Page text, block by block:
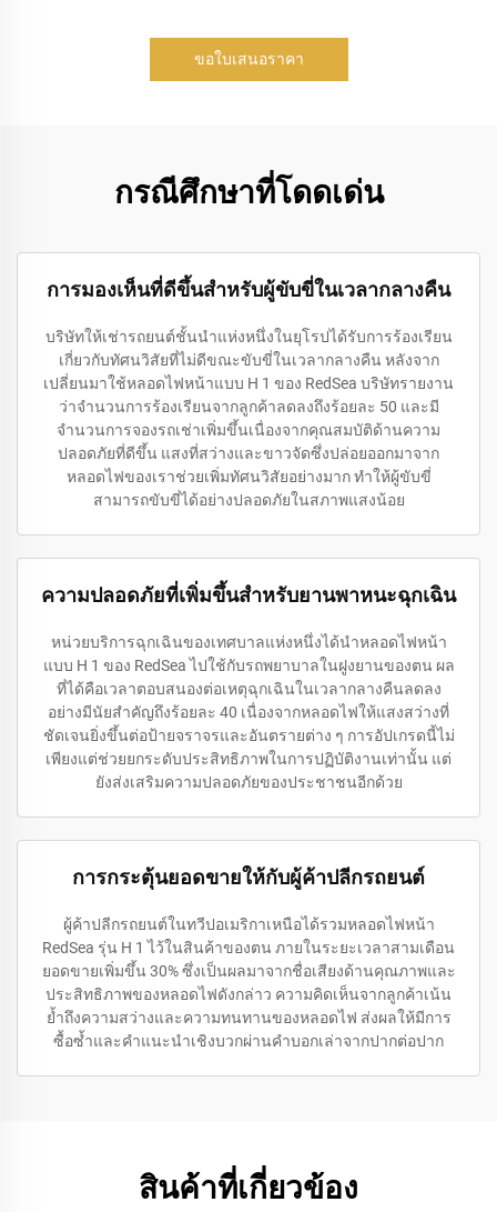
ขอใบเสนอราคา
กรณีศึกษาที่โดดเด่น
การมองเห็นที่ดีขึ้นสำหรับผู้ขับขี่ในเวลากลางคืน
บริษัทให้เช่ารถยนต์ชั้นนำแห่งหนึ่งในยุโรปได้รับการร้องเรียน
เกี่ยวกับทัศนวิสัยที่ไม่ดีขณะขับขี่ในเวลากลางคืน หลังจาก
เปลี่ยนมาใช้หลอดไฟหน้าแบบ H 1 ของ RedSea บริษัทรายงาน
ว่าจำนวนการร้องเรียนจากลูกค้าลดลงถึงร้อยละ 50 และมี
จำนวนการจองรถเช่าเพิ่มขึ้นเนื่องจากคุณสมบัติด้านความ
ปลอดภัยที่ดีขึ้น แสงที่สว่างและขาวจัดซึ่งปล่อยออกมาจาก
หลอดไฟของเราช่วยเพิ่มทัศนวิสัยอย่างมาก ทำให้ผู้ขับขี่
สามารถขับขี่ได้อย่างปลอดภัยในสภาพแสงน้อย
ความปลอดภัยที่เพิ่มขึ้นสำหรับยานพาหนะฉุกเฉิน
หน่วยบริการฉุกเฉินของเทศบาลแห่งหนึ่งได้นำหลอดไฟหน้า
แบบ H 1 ของ RedSea ไปใช้กับรถพยาบาลในฝูงยานของตน ผล
ที่ได้คือเวลาตอบสนองต่อเหตุฉุกเฉินในเวลากลางคืนลดลง
อย่างมีนัยสำคัญถึงร้อยละ 40 เนื่องจากหลอดไฟให้แสงสว่างที่
ชัดเจนยิ่งขึ้นต่อป้ายจราจรและอันตรายต่าง ๆ การอัปเกรดนี้ไม่
เพียงแต่ช่วยยกระดับประสิทธิภาพในการปฏิบัติงานเท่านั้น แต่
ยังส่งเสริมความปลอดภัยของประชาชนอีกด้วย
การกระตุ้นยอดขายให้กับผู้ค้าปลีกรถยนต์
ผู้ค้าปลีกรถยนต์ในทวีปอเมริกาเหนือได้รวมหลอดไฟหน้า
RedSea รุ่น H 1 ไว้ในสินค้าของตน ภายในระยะเวลาสามเดือน
ยอดขายเพิ่มขึ้น 30% ซึ่งเป็นผลมาจากชื่อเสียงด้านคุณภาพและ
ประสิทธิภาพของหลอดไฟดังกล่าว ความคิดเห็นจากลูกค้าเน้น
ย้ำถึงความสว่างและความทนทานของหลอดไฟ ส่งผลให้มีการ
ซื้อซ้ำและคำแนะนำเชิงบวกผ่านคำบอกเล่าจากปากต่อปาก
สินค้าที่เกี่ยวข้อง